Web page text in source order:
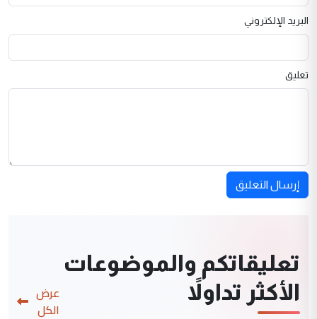
البريد الإلكتروني
تعليق
إرسال التعليق
تعليقاتكم والموضوعات
الأكثر تداولاً
عرض
الكل